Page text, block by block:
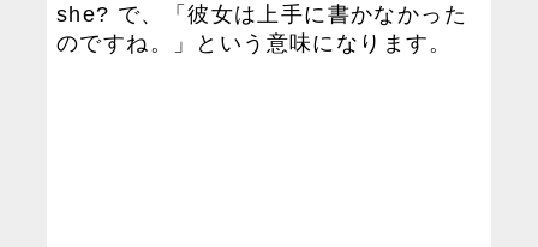
she? で、「彼女は上手に書かなかった
のですね。」という意味になります。